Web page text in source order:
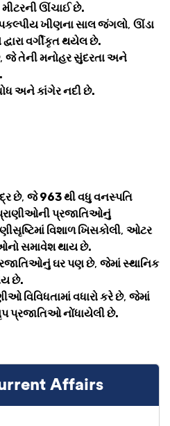
મીટરની ઊંચાઈ છે.
ખીણના સાલ જંગલો, ઊંડા
વર્ગીકૃત થયેલ છે.
, જે તેની મનોહર સુંદરતા અને
અને કાંગેર નદી છે.
છે, જે 963 થી વધુ વનસ્પતિ
પ્રજાતિઓનું
વિશાળ ખિસકોલી, ઓટર
સમાવેશ થાય છે.
ઘર પણ છે, જેમાં સ્થાનિક
છે.
વિવિધતામાં વધારો કરે છે, જેમાં
પ્રજાતિઓ નોંધાયેલી છે.
Affairs